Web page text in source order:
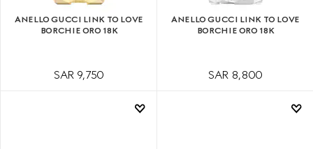
ANELLO GUCCI LINK TO LOVE
BORCHIE ORO 18K
SAR 9,750
ANELLO GUCCI LINK TO LOVE
BORCHIE ORO 18K
SAR 8,800